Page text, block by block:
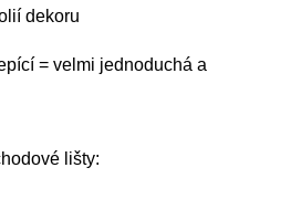
dekoru
= velmi jednoduchá a
lišty: